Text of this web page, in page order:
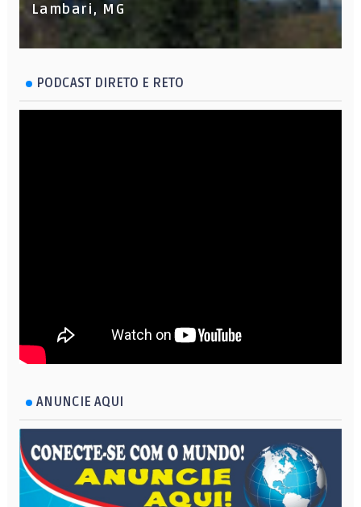
Lambari, MG
PODCAST DIRETO E RETO
ANUNCIE AQUI